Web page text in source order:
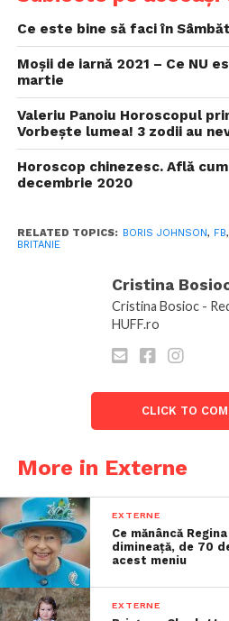
Ce este bine să faci în
Moșii de iarnă 2021 – Ce NU
martie
Valeriu Panoiu Horoscopul
Vorbește lumea! 3 zodii au
Horoscop chinezesc. Află
decembrie 2020
RELATED TOPICS: BORIS JOHNSON, FB,
BRITANIE
Cristina
Cristina Bosioc -
HUFF.ro
CLICK TO
More in Externe
EXTERNE
Ce mănâncă
dimineață, de 70
acest meniu
EXTERNE